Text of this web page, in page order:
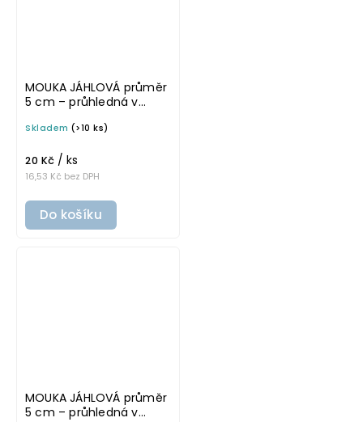
MOUKA JÁHLOVÁ průměr
5 cm – průhledná v
omyvatelná samolepka
Skladem (>10 ks)
16,53 Kč bez DPH
20 Kč / ks
Do košíku
MOUKA JÁHLOVÁ průměr
5 cm – průhledná v